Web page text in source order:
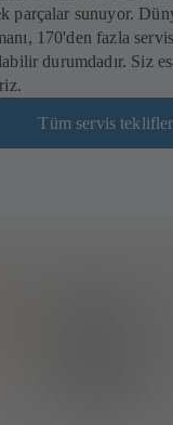
parçalar sunuyor.
170'den fazla
durumdadır. Siz
Tüm servis